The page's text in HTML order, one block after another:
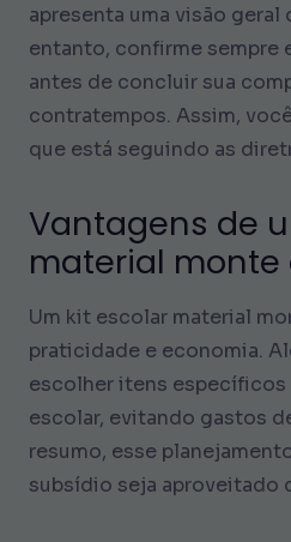
apresenta uma visão
entanto, confirme sempre
antes de concluir sua
contratempos. Assim,
que está seguindo as
Vantagens de
material
Um kit escolar material
praticidade e economia.
escolher itens específicos
escolar, evitando gastos
resumo, esse
subsídio seja aproveitado